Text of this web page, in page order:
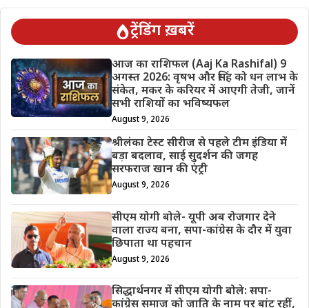
ट्रेंडिंग ख़बरें
आज का राशिफल (Aaj Ka Rashifal) 9
अगस्त 2026: वृषभ और सिंह को धन लाभ के
संकेत, मकर के करियर में आएगी तेजी, जानें
सभी राशियों का भविष्यफल
August 9, 2026
श्रीलंका टेस्ट सीरीज से पहले टीम इंडिया में
बड़ा बदलाव, साई सुदर्शन की जगह
सरफराज खान की एंट्री
August 9, 2026
सीएम योगी बोले- यूपी अब रोजगार देने
वाला राज्य बना, सपा-कांग्रेस के दौर में युवा
छिपाता था पहचान
August 9, 2026
सिद्धार्थनगर में सीएम योगी बोले: सपा-
कांग्रेस समाज को जाति के नाम पर बांट रहीं,